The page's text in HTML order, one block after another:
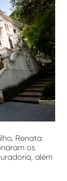
Renata
os
além